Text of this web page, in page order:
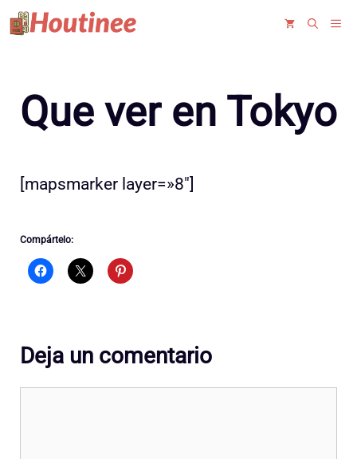
Saltar
al
Que ver en Tokyo
[mapsmarker layer=»8″]
Compártelo:
Deja un comentario